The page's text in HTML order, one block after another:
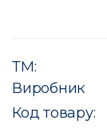
ТМ:
Виробник
Код товару: